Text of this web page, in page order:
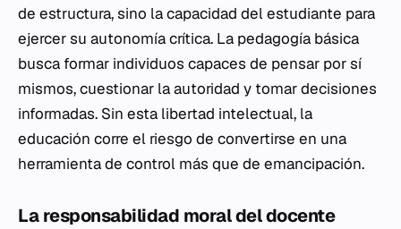
de estructura, sino la capacidad del estudiante para
ejercer su autonomía crítica. La pedagogía básica
busca formar individuos capaces de pensar por sí
mismos, cuestionar la autoridad y tomar decisiones
informadas. Sin esta libertad intelectual, la
educación corre el riesgo de convertirse en una
herramienta de control más que de emancipación.
La responsabilidad moral del docente